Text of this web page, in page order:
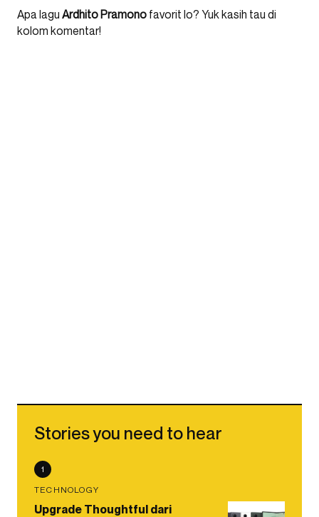
Apa lagu Ardhito Pramono favorit lo? Yuk kasih tau di
kolom komentar!
Stories you need to hear
1
TECHNOLOGY
Upgrade Thoughtful dari